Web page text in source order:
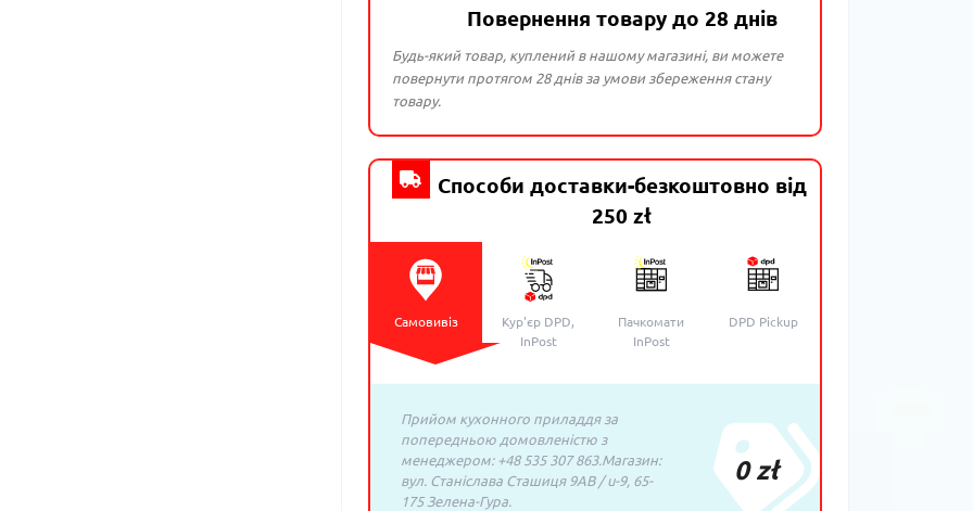
Повернення товару до 28 днів
Будь-який товар, куплений в нашому магазині, ви можете
повернути протягом 28 днів за умови збереження стану
товару.
Способи доставки-безкоштовно від
250 zł
Самовивіз
Кур'єр DPD,
InPost
Пачкомати
InPost
DPD Pickup
Прийом кухонного приладдя за
попередньою домовленістю з
менеджером: +48 535 307 863.Магазин:
вул. Станіслава Сташиця 9AB / u-9, 65-
175 Зелена-Гура.
0 zł